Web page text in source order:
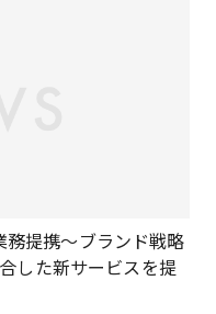
提携～ブランド戦略
した新サービスを提